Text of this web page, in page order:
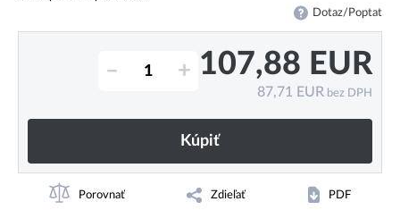
Dotaz/Poptat
– + 107,88 EUR
87,71 EUR bez DPH
Kúpiť
Porovnať Zdieľať PDF